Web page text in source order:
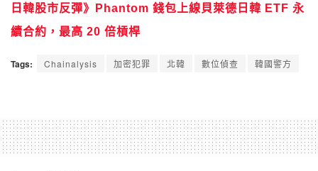
日韓股市反彈》Phantom 錢包上線貝萊德日韓 ETF 永
續合約，最高 20 倍槓桿
Tags: Chainalysis 加密犯罪 北韓 數位偵查 韓國警方